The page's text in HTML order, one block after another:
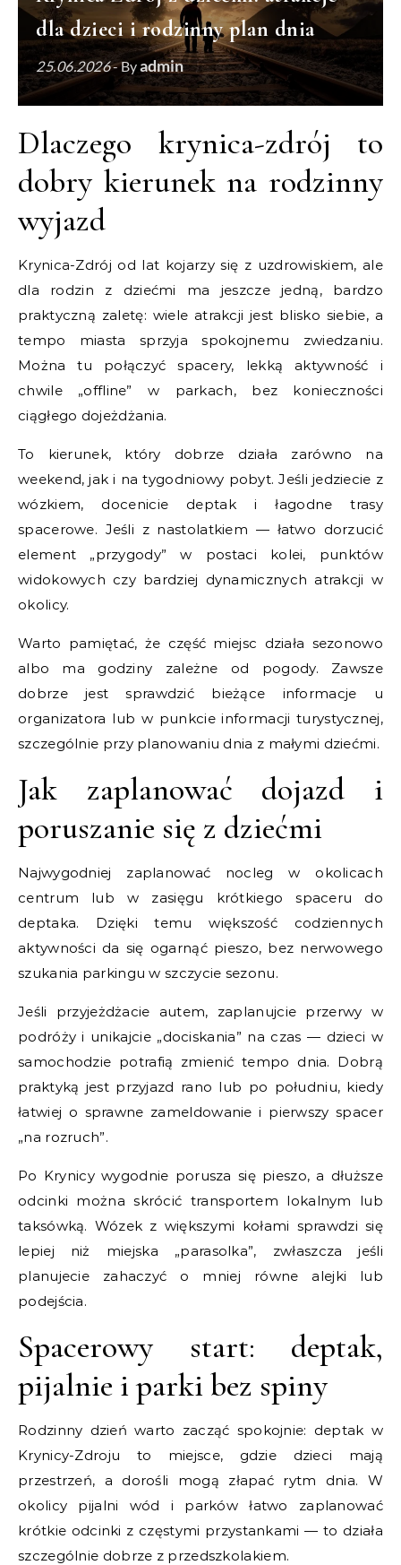
dla dzieci i rodzinny plan dnia
25.06.2026- Byadmin
Dlaczego krynica-zdrój to
dobry kierunek na rodzinny
wyjazd
Krynica-Zdrój od lat kojarzy się z uzdrowiskiem, ale
dla rodzin z dziećmi ma jeszcze jedną, bardzo
praktyczną zaletę: wiele atrakcji jest blisko siebie, a
tempo miasta sprzyja spokojnemu zwiedzaniu.
Można tu połączyć spacery, lekką aktywność i
chwile „offline” w parkach, bez konieczności
ciągłego dojeżdżania.
To kierunek, który dobrze działa zarówno na
weekend, jak i na tygodniowy pobyt. Jeśli jedziecie z
wózkiem, docenicie deptak i łagodne trasy
spacerowe. Jeśli z nastolatkiem — łatwo dorzucić
element „przygody” w postaci kolei, punktów
widokowych czy bardziej dynamicznych atrakcji w
okolicy.
Warto pamiętać, że część miejsc działa sezonowo
albo ma godziny zależne od pogody. Zawsze
dobrze jest sprawdzić bieżące informacje u
organizatora lub w punkcie informacji turystycznej,
szczególnie przy planowaniu dnia z małymi dziećmi.
Jak zaplanować dojazd i
poruszanie się z dziećmi
Najwygodniej zaplanować nocleg w okolicach
centrum lub w zasięgu krótkiego spaceru do
deptaka. Dzięki temu większość codziennych
aktywności da się ogarnąć pieszo, bez nerwowego
szukania parkingu w szczycie sezonu.
Jeśli przyjeżdżacie autem, zaplanujcie przerwy w
podróży i unikajcie „dociskania” na czas — dzieci w
samochodzie potrafią zmienić tempo dnia. Dobrą
praktyką jest przyjazd rano lub po południu, kiedy
łatwiej o sprawne zameldowanie i pierwszy spacer
„na rozruch”.
Po Krynicy wygodnie porusza się pieszo, a dłuższe
odcinki można skrócić transportem lokalnym lub
taksówką. Wózek z większymi kołami sprawdzi się
lepiej niż miejska „parasolka”, zwłaszcza jeśli
planujecie zahaczyć o mniej równe alejki lub
podejścia.
Spacerowy start: deptak,
pijalnie i parki bez spiny
Rodzinny dzień warto zacząć spokojnie: deptak w
Krynicy-Zdroju to miejsce, gdzie dzieci mają
przestrzeń, a dorośli mogą złapać rytm dnia. W
okolicy pijalni wód i parków łatwo zaplanować
krótkie odcinki z częstymi przystankami — to działa
szczególnie dobrze z przedszkolakiem.